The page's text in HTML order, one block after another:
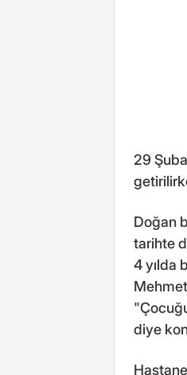
29
Doğan
tarihte
4 yılda
diye